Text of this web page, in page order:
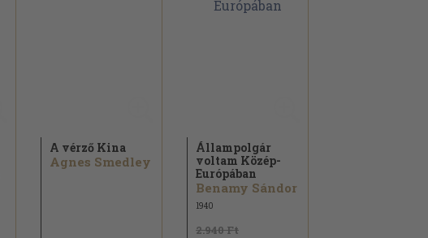
A vérző Kina
Agnes Smedley
Állampolgár
voltam Közép-
Európában
Benamy Sándor
1940
2.940 Ft